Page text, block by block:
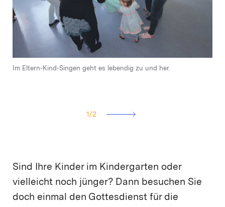
Im Eltern-Kind-Singen geht es lebendig zu und her.
Katariina Gaehler ist Mitglied der Kirchenpflege und Mutter von
1 /2
Sind Ihre Kinder im Kindergarten oder
vielleicht noch jünger? Dann besuchen Sie
doch einmal den Gottesdienst für die